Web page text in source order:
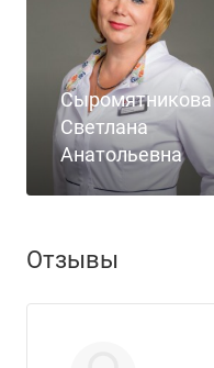
Сыромятникова
Светлана
Анатольевна
Отзывы